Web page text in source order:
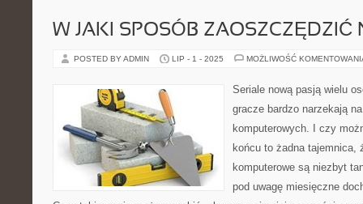
W JAKI SPOSÓB ZAOSZCZĘDZIĆ
POSTED BY ADMIN LIP - 1 - 2025 MOŻLIWOŚĆ
Seriale nową pasją wielu
gracze bardzo narzekają
komputerowych. I czy
końcu to żadna tajemnica,
komputerowe są niezbyt
pod uwagę miesięczne